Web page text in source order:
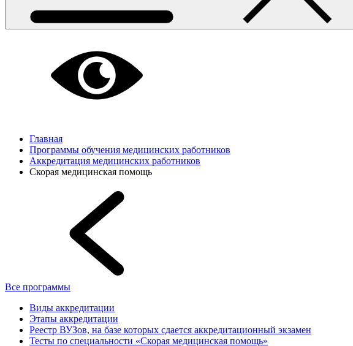
Главная
Программы обучения медицинских работников
Аккредитация медицинских работников
Скорая медицинская помощь
Все программы
Виды аккредитации
Этапы аккредитации
Реестр ВУЗов, на базе которых сдается аккредитационный экзамен
Тесты по специальности «Скорая медицинская помощь»